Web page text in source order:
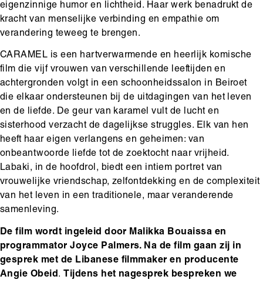
eigenzinnige humor en lichtheid. Haar werk benadrukt de
kracht van menselijke verbinding en empathie om
verandering teweeg te brengen.
CARAMEL is een hartverwarmende en heerlijk komische
film die vijf vrouwen van verschillende leeftijden en
achtergronden volgt in een schoonheidssalon in Beiroet
die elkaar ondersteunen bij de uitdagingen van het leven
en de liefde. De geur van karamel vult de lucht en
sisterhood verzacht de dagelijkse struggles. Elk van hen
heeft haar eigen verlangens en geheimen: van
onbeantwoorde liefde tot de zoektocht naar vrijheid.
Labaki, in de hoofdrol, biedt een intiem portret van
vrouwelijke vriendschap, zelfontdekking en de complexiteit
van het leven in een traditionele, maar veranderende
samenleving.
De film wordt ingeleid door Malikka Bouaissa en
programmator Joyce Palmers. Na de film gaan zij in
gesprek met de Libanese filmmaker en producente
Angie Obeid. Tijdens het nagesprek bespreken we